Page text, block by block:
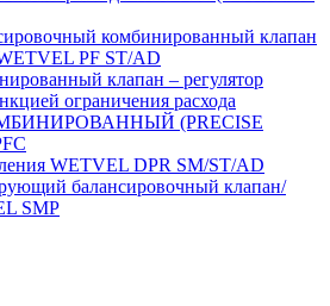
комбинированный клапан
PF ST/AD
клапан – регулятор
ограничения расхода
(PRECISE
WETVEL DPR SM/ST/AD
балансировочный клапан/
SMP